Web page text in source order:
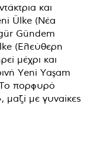
και
Ülke (Νέα
Gündem
(Ελεύθερη
μέχρι και
Yeni Yaşam
πορφυρό
μαζί με γυναίκες